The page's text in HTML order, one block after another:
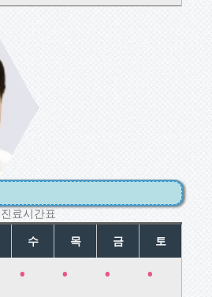
진료시간표
수 목 금 토
• • • •